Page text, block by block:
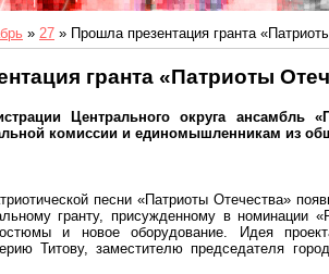
» 27 » Прошла презентация гранта
гранта «Патриоты
Центрального округа ансамбль
комиссии и единомышленникам из
песни «Патриоты Отечества»
гранту, присужденному в номинации
и новое оборудование. Идея
Титову, заместителю председателя